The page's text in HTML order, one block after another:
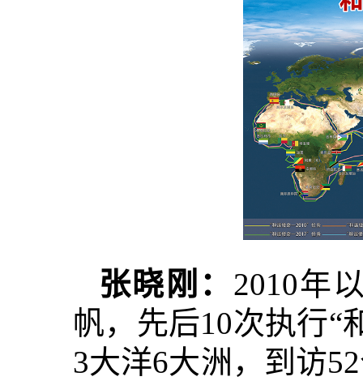
张晓刚： 2010年
帆，先后10次执行“
3大洋6大洲，到访